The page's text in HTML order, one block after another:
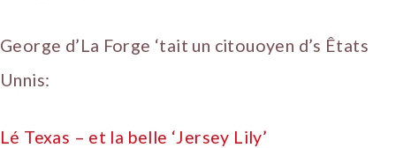
George d’La Forge ‘tait un citouoyen d’s Êtats
Unnis:
Lé Texas – et la belle ‘Jersey Lily’